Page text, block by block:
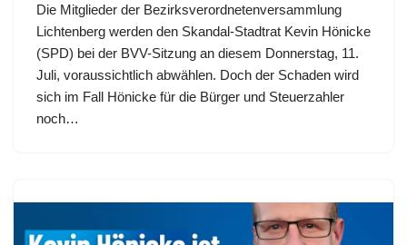
Die Mitglieder der Bezirksverordnetenversammlung
Lichtenberg werden den Skandal-Stadtrat Kevin Hönicke
(SPD) bei der BVV-Sitzung an diesem Donnerstag, 11.
Juli, voraussichtlich abwählen. Doch der Schaden wird
sich im Fall Hönicke für die Bürger und Steuerzahler
noch…